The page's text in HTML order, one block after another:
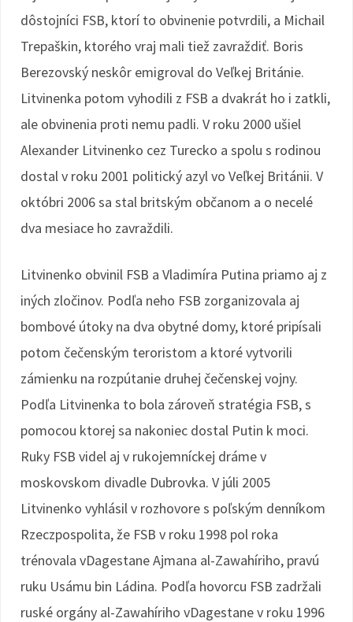
dôstojníci FSB, ktorí to obvinenie potvrdili, a Michail
Trepaškin, ktorého vraj mali tiež zavraždiť. Boris
Berezovský neskôr emigroval do Veľkej Británie.
Litvinenka potom vyhodili z FSB a dvakrát ho i zatkli,
ale obvinenia proti nemu padli. V roku 2000 ušiel
Alexander Litvinenko cez Turecko a spolu s rodinou
dostal v roku 2001 politický azyl vo Veľkej Británii. V
októbri 2006 sa stal britským občanom a o necelé
dva mesiace ho zavraždili.
Litvinenko obvinil FSB a Vladimíra Putina priamo aj z
iných zločinov. Podľa neho FSB zorganizovala aj
bombové útoky na dva obytné domy, ktoré pripísali
potom čečenským teroristom a ktoré vytvorili
zámienku na rozpútanie druhej čečenskej vojny.
Podľa Litvinenka to bola zároveň stratégia FSB, s
pomocou ktorej sa nakoniec dostal Putin k moci.
Ruky FSB videl aj v rukojemníckej dráme v
moskovskom divadle Dubrovka. V júli 2005
Litvinenko vyhlásil v rozhovore s poľským denníkom
Rzeczpospolita, že FSB v roku 1998 pol roka
trénovala vDagestane Ajmana al-Zawahíriho, pravú
ruku Usámu bin Ládina. Podľa hovorcu FSB zadržali
ruské orgány al-Zawahíriho vDagestane v roku 1996